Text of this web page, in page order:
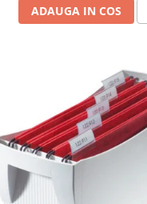
ADAUGA IN COS